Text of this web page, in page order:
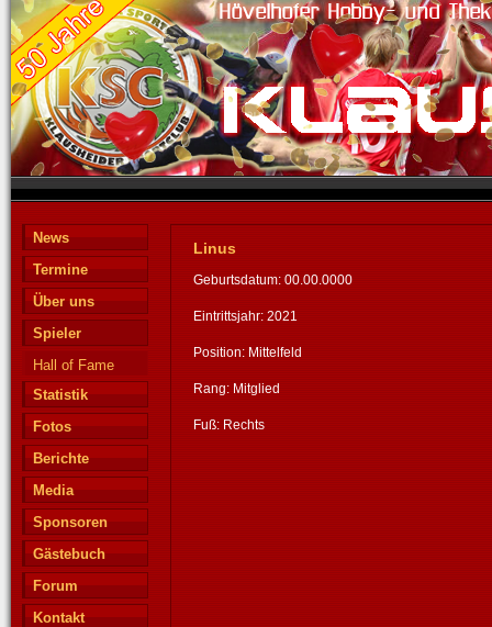
News
Termine
Über uns
Spieler
Hall of Fame
Statistik
Fotos
Berichte
Media
Sponsoren
Gästebuch
Forum
Kontakt
Linus
Geburtsdatum: 00.00.0000
Eintrittsjahr: 2021
Position: Mittelfeld
Rang: Mitglied
Fuß: Rechts